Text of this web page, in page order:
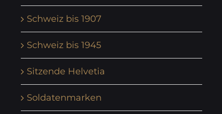
Schweiz bis 1907
Schweiz bis 1945
Sitzende Helvetia
Soldatenmarken